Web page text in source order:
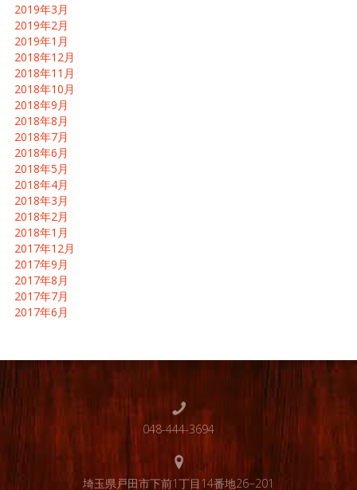
2019年3月
2019年2月
2019年1月
2018年12月
2018年11月
2018年10月
2018年9月
2018年8月
2018年7月
2018年6月
2018年5月
2018年4月
2018年3月
2018年2月
2018年1月
2017年12月
2017年9月
2017年8月
2017年7月
2017年6月
048-444-3694
埼玉県戸田市下前1丁目14番地26−201